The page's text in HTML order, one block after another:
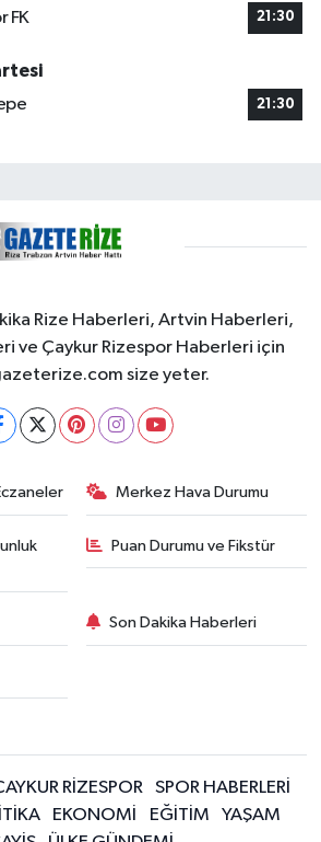
FK 21:30
21:30
Rize Haberleri, Artvin Haberleri,
ve Çaykur Rizespor Haberleri için
size yeter.
Merkez Hava Durumu
Puan Durumu ve Fikstür
Son Dakika Haberleri
RİZESPOR
SPOR HABERLERİ
EKONOMİ EĞİTİM
YAŞAM